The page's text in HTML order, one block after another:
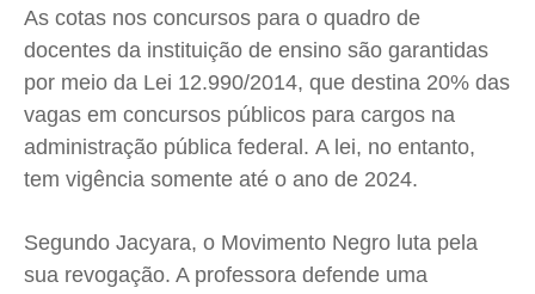
As cotas nos concursos para o quadro de
docentes da instituição de ensino são garantidas
por meio da Lei 12.990/2014, que destina 20% das
vagas em concursos públicos para cargos na
administração pública federal. A lei, no entanto,
tem vigência somente até o ano de 2024.
Segundo Jacyara, o Movimento Negro luta pela
sua revogação. A professora defende uma